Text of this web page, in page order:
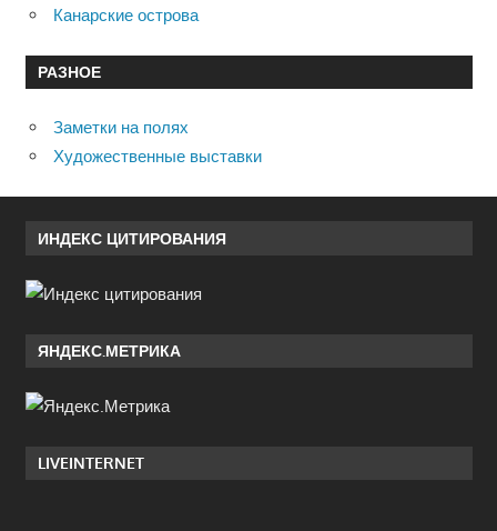
Канарские острова
РАЗНОЕ
Заметки на полях
Художественные выставки
ИНДЕКС ЦИТИРОВАНИЯ
ЯНДЕКС.МЕТРИКА
LIVEINTERNET